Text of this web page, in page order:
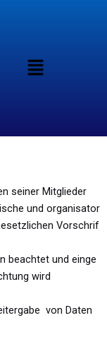
Menü
seiner Mitglieder
und organisator
Vorschrif
beachtet und einge
wird
von Daten